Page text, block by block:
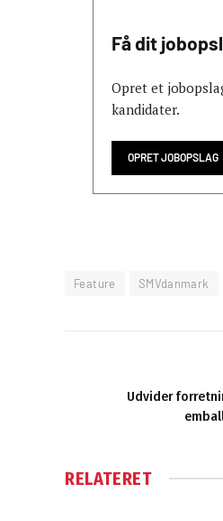
Få dit
Opret et
kandidater.
OPRET JOBOPSLAG
Feature SMVdanmark
Udvider
RELATERET